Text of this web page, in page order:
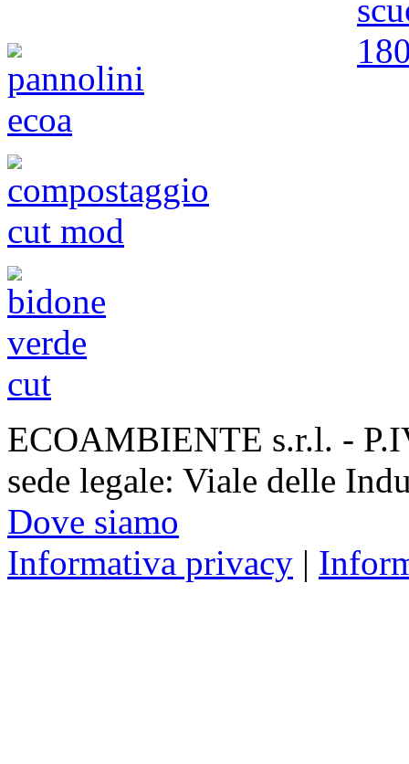
ECOAMBIENTE s.r.l. -
sede legale: Viale delle
Dove siamo
Informativa privacy |